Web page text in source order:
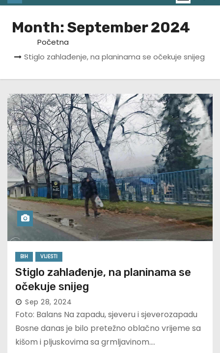
Month:September 2024
Početna
Stiglo zahlađenje, na planinama se očekuje snijeg
BIH VIJESTI
Stiglo zahlađenje, na planinama se
očekuje snijeg
Sep 28, 2024
Foto: Balans Na zapadu, sjeveru i sjeverozapadu
Bosne danas je bilo pretežno oblačno vrijeme sa
kišom i pljuskovima sa grmljavinom.…